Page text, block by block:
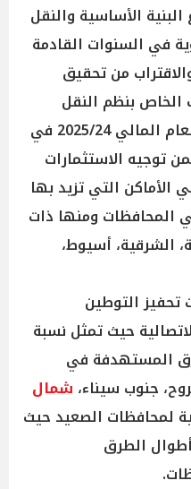
الأساسية والنقل
في السنوات القادمة
من تحقيق
الهدف الخاص بنظم النقل
الآمنة، وحول محددات خطة العام المالي 2025/24 في
توجيه الاستثمارات
التي تزيد بها
المحافظات ومنها ذات
الشرقية، أسيوط،
التوطين
حيث تمثل نسبة
المستهدفة في
جنوب سيناء، شمال
لمحافظات الصعيد حيث
أطوال الطرق